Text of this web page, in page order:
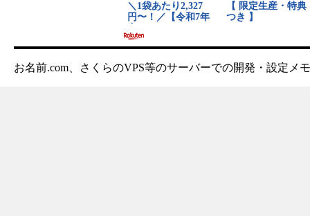
お名前.com、さくらのVPS等のサーバーでの開発・設定メモ